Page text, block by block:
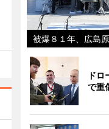
被爆８１年、広島
ド
で重